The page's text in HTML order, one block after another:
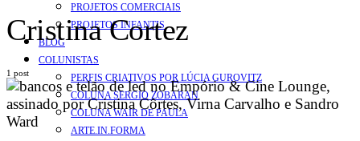
PROJETOS COMERCIAIS
PROJETOS INFANTIS
BLOG
COLUNISTAS
PERFIS CRIATIVOS POR LÚCIA GUROVITZ
COLUNA SERGIO ZOBARAN
COLUNA WAIR DE PAULA
ARTE.IN.FORMA
Cristina Cortez
1 post